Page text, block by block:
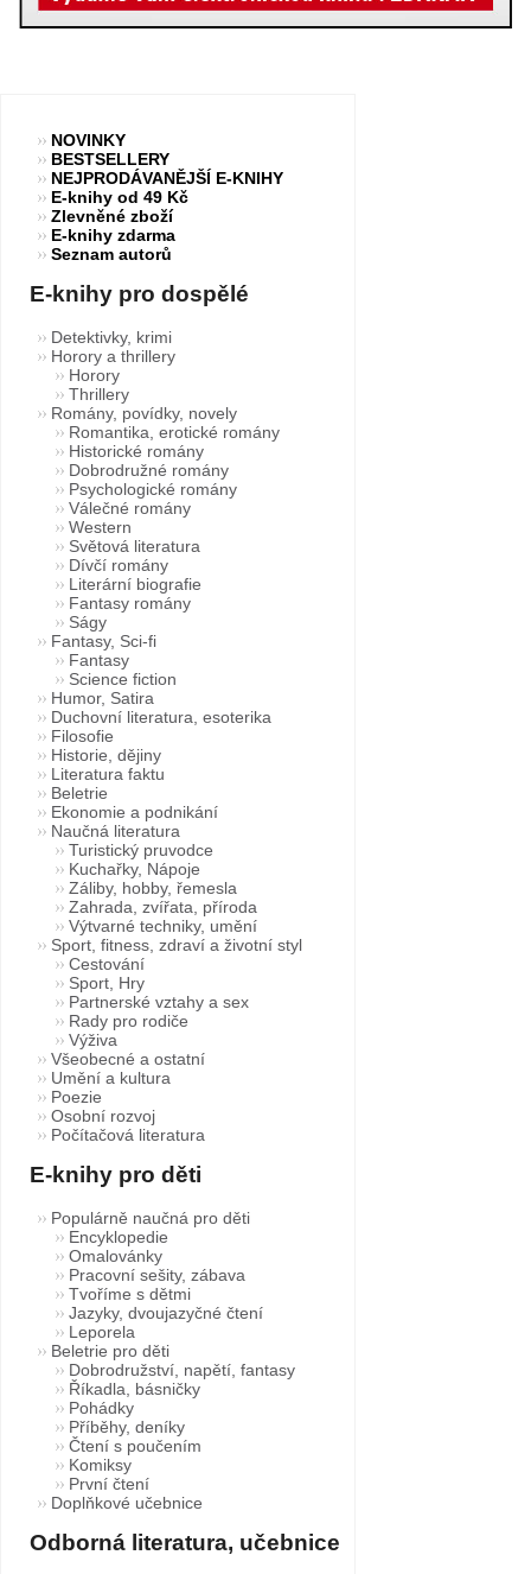
NOVINKY
BESTSELLERY
NEJPRODÁVANĚJŠÍ E-KNIHY
E-knihy od 49 Kč
Zlevněné zboží
E-knihy zdarma
Seznam autorů
E-knihy pro dospělé
Detektivky, krimi
Horory a thrillery
Horory
Thrillery
Romány, povídky, novely
Romantika, erotické romány
Historické romány
Dobrodružné romány
Psychologické romány
Válečné romány
Western
Světová literatura
Dívčí romány
Literární biografie
Fantasy romány
Ságy
Fantasy, Sci-fi
Fantasy
Science fiction
Humor, Satira
Duchovní literatura, esoterika
Filosofie
Historie, dějiny
Literatura faktu
Beletrie
Ekonomie a podnikání
Naučná literatura
Turistický pruvodce
Kuchařky, Nápoje
Záliby, hobby, řemesla
Zahrada, zvířata, příroda
Výtvarné techniky, umění
Sport, fitness, zdraví a životní styl
Cestování
Sport, Hry
Partnerské vztahy a sex
Rady pro rodiče
Výživa
Všeobecné a ostatní
Umění a kultura
Poezie
Osobní rozvoj
Počítačová literatura
E-knihy pro děti
Populárně naučná pro děti
Encyklopedie
Omalovánky
Pracovní sešity, zábava
Tvoříme s dětmi
Jazyky, dvoujazyčné čtení
Leporela
Beletrie pro děti
Dobrodružství, napětí, fantasy
Říkadla, básničky
Pohádky
Příběhy, deníky
Čtení s poučením
Komiksy
První čtení
Doplňkové učebnice
Odborná literatura, učebnice